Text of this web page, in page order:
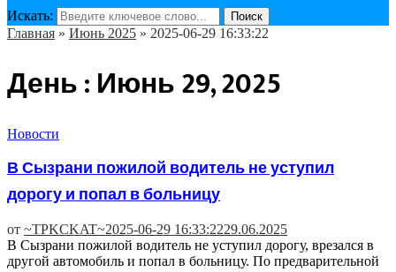
Искать: Поиск
Главная » Июнь 2025 » 2025-06-29 16:33:22
День : Июнь 29, 2025
Новости
В Сызрани пожилой водитель не уступил
дорогу и попал в больницу
от ~TPKCKAT~2025-06-29 16:33:2229.06.2025
В Сызрани пожилой водитель не уступил дорогу, врезался в
другой автомобиль и попал в больницу. По предварительной